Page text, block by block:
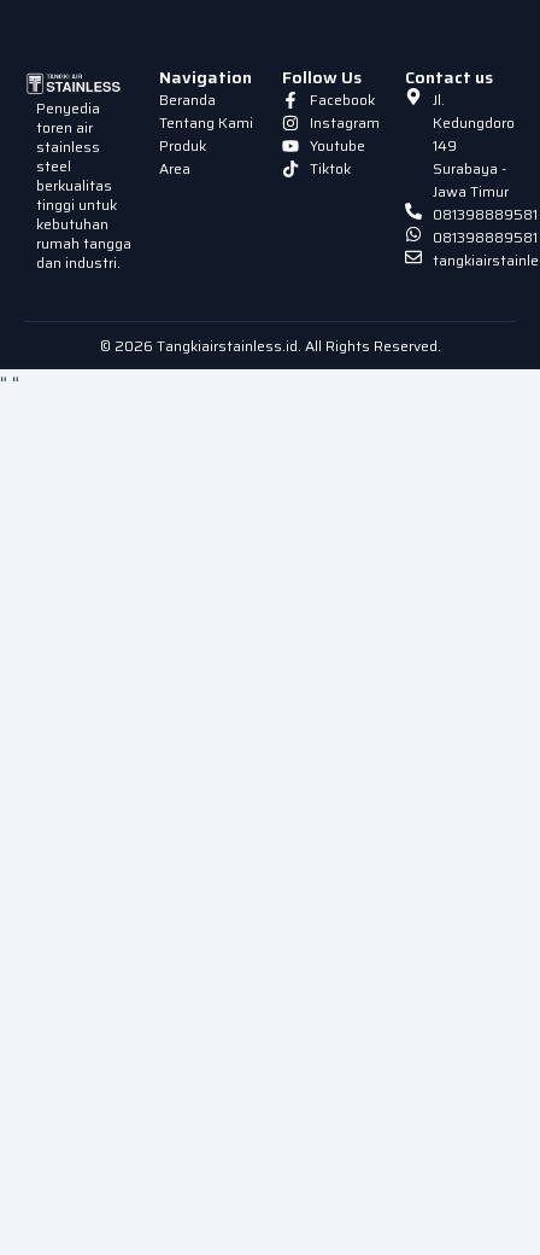
Penyedia
toren air
stainless
steel
berkualitas
tinggi untuk
kebutuhan
rumah tangga
dan industri.
Navigation
Beranda
Tentang Kami
Produk
Area
Follow Us
Facebook
Instagram
Youtube
Tiktok
Contact us
Jl.
Kedungdoro
149
Surabaya -
Jawa Timur
081398889581
081398889581
© 2026 Tangkiairstainless.id. All Rights Reserved.
" "